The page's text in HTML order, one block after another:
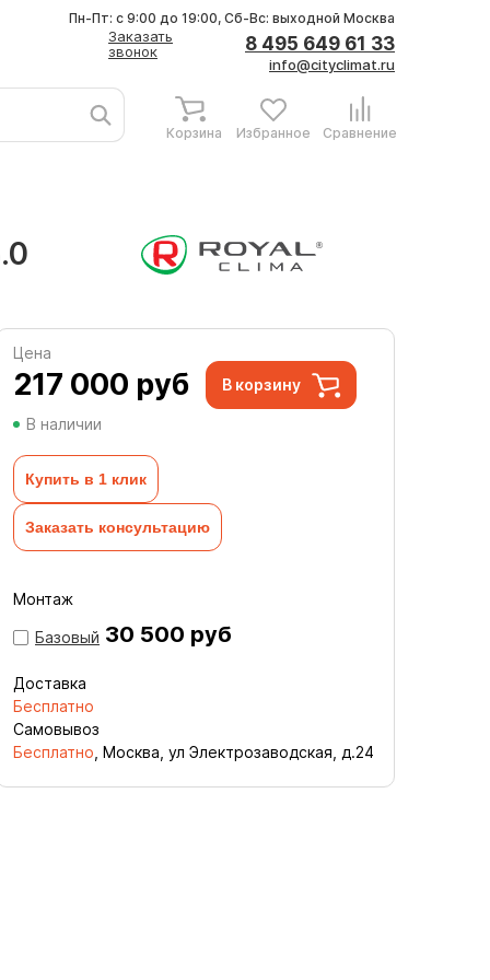
Заказать
звонок
8 495 649 61 33
info@cityclimat.ru
Пн-Пт: с 9:00 до 19:00, Сб-Вс: выходной Москва
Корзина Избранное Сравнение
Цена
217 000 руб В корзину
В наличии
Купить в 1 клик
Заказать консультацию
Монтаж
Базовый 30 500 руб
Доставка
Бесплатно
Самовывоз
Бесплатно , Москва, ул Электрозаводская, д.24